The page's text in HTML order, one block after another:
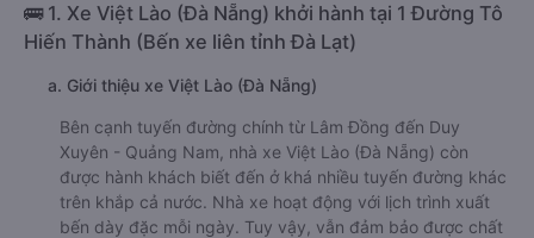
🚌 1. Xe Việt Lào (Đà Nẵng) khởi hành tại 1 Đường Tô
Hiến Thành (Bến xe liên tỉnh Đà Lạt)
a. Giới thiệu xe Việt Lào (Đà Nẵng)
Bên cạnh tuyến đường chính từ Lâm Đồng đến Duy
Xuyên - Quảng Nam, nhà xe Việt Lào (Đà Nẵng) còn
được hành khách biết đến ở khá nhiều tuyến đường khác
trên khắp cả nước. Nhà xe hoạt động với lịch trình xuất
bến dày đặc mỗi ngày. Tuy vậy, vẫn đảm bảo được chất